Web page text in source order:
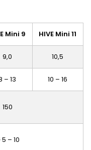
Mini 9 HIVE Mini 11
9,0 10,5
– 13 10 – 16
150
– 10